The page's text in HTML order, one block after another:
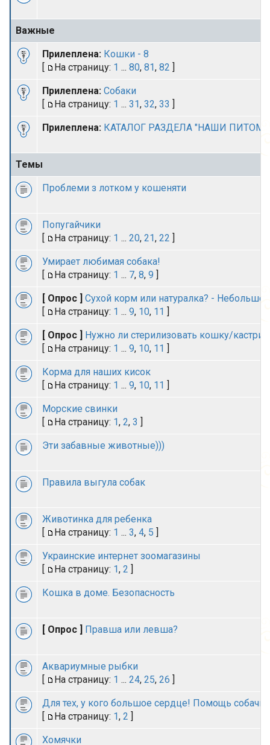
Важные
Прилеплена: Кошки - 8
[
На страницу: 1 ... 80, 81, 82 ]
Прилеплена: Собаки
[
На страницу: 1 ... 31, 32, 33 ]
Прилеплена: КАТАЛОГ РАЗДЕЛА "НАШИ
Темы
Проблеми з лотком у кошеняти
Попугайчики
[
На страницу: 1 ... 20, 21, 22 ]
Умирает любимая собака!
[
На страницу: 1 ... 7, 8, 9 ]
[ Опрос ] Сухой корм или натуралка? -
[
На страницу: 1 ... 9, 10, 11 ]
[ Опрос ] Нужно ли стерилизовать кошку/
[
На страницу: 1 ... 9, 10, 11 ]
Корма для наших кисок
[
На страницу: 1 ... 9, 10, 11 ]
Морские свинки
[
На страницу: 1, 2, 3 ]
Эти забавные животные)))
Правила выгула собак
Животинка для ребенка
[
На страницу: 1 ... 3, 4, 5 ]
Украинские интернет зоомагазины
[
На страницу: 1, 2 ]
Кошка в доме. Безопасность
[ Опрос ] Правша или левша?
Аквариумные рыбки
[
На страницу: 1 ... 24, 25, 26 ]
Для тех, у кого большое сердце! Помощь
[
На страницу: 1, 2 ]
Хомячки